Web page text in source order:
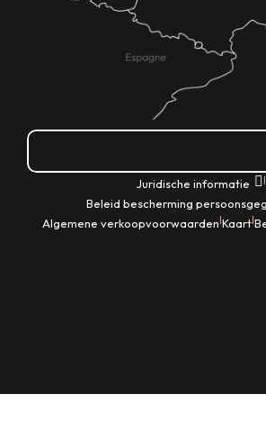
Juridische informatie |
Beleid bescherming
Algemene verkoopvoorwaarden|Kaart|